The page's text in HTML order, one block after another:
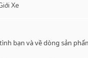
Xe
bạn và về dòng sản